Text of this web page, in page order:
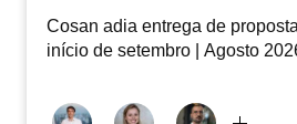
Cosan adia entrega de
início de setembro | Agosto